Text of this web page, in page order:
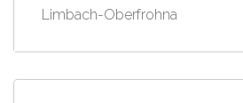
Limbach-Oberfrohna